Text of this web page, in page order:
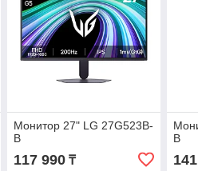
Монитор 27" LG 27G523B-
B
117 990₸
B